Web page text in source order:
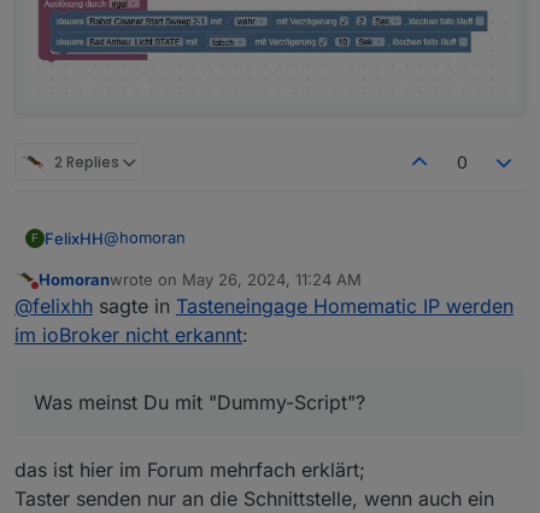
2 Replies 0
F FelixHH@homoran
Was meinst Du mit "Dummy-Script"?
Gern hänge ich das script an, hatte es hier irgendwo
dass der Staubsauger angehen und das Licht
diese Verbindung geht, ebenso wenn ich im
Datenpunkt der Badbeleuchtung "wahr" setze geht
Do not disturb
Homoranwrote on May 26, 2024, 11:24 AM
last edited by
@felixhh sagte in Tasteneingage Homematic IP werden
im ioBroker nicht erkannt:
Was meinst Du mit "Dummy-Script"?
das ist hier im Forum mehrfach erklärt;
Taster senden nur an die Schnittstelle, wenn auch ein